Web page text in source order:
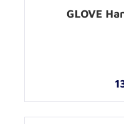
GLOVE